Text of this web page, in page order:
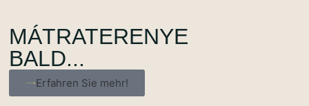
MÁTRATERENYE
BALD...
Erfahren Sie mehr!